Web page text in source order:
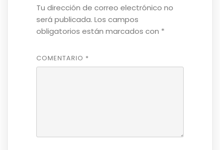
Tu dirección de correo electrónico no
será publicada. Los campos
obligatorios están marcados con *
COMENTARIO *